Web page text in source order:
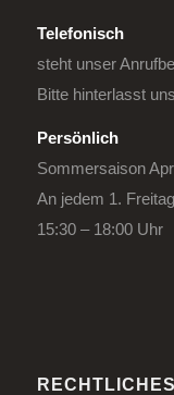
Telefonisch
steht unser
Bitte hinterlasst
Persönlich
Sommersaison
An jedem 1.
15:30 – 18:00 Uhr
RECHTLICHES